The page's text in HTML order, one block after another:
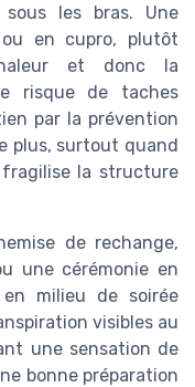
les bras. Une
en cupro, plutôt
et donc la
risque de taches
par la prévention
plus, surtout quand
la structure
de rechange,
une cérémonie en
milieu de soirée
visibles au
une sensation de
bonne préparation